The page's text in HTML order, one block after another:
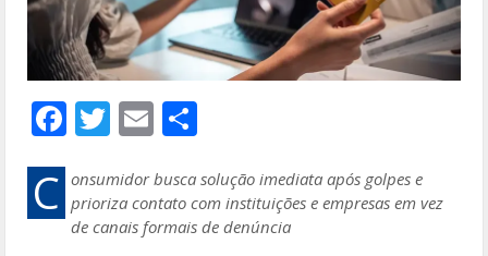
F
ac
e
b
T
w
itt
er
E
m
ai
l
ar
e
C onsumidor busca solução imediata após golpes e
prioriza contato com instituições e empresas em vez
de canais formais de denúncia